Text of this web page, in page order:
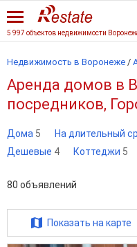
5 997 объектов недвижимости
Недвижимость в Воронеже /
Аренда домов в
посредников,
Дома 5 На длительный
Дешевые 4 Коттеджи 5
80 объявлений
Показать на карте